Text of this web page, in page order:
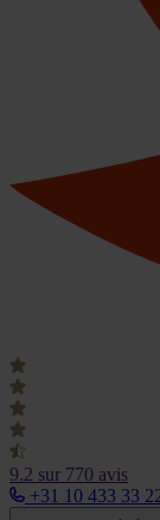
9.2 sur 770 avis
+31 10 433 33